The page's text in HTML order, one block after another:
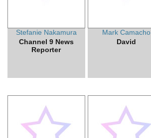
Stefanie Nakamura
Channel 9 News
Reporter
Mark Camacho
David